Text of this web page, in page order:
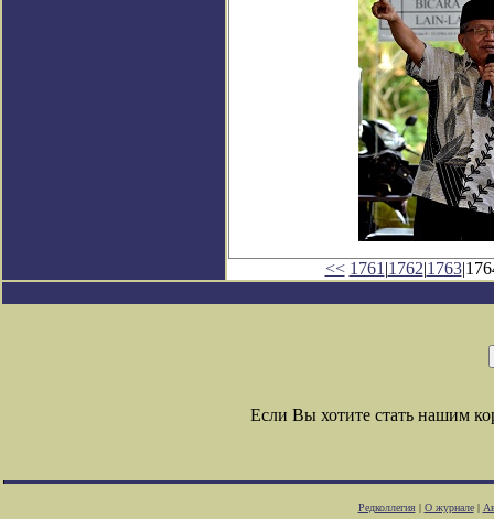
<< 1761 |1762|1763
Если Вы хотите стать нашим
Редколлегия| О журнале|